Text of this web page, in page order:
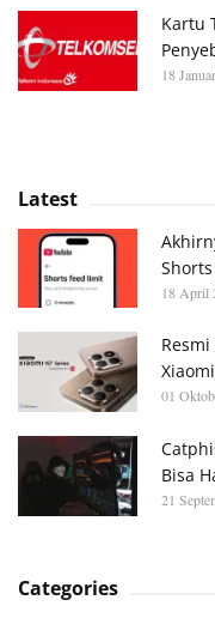
Kartu
18
Latest
18 April
01
Bisa
21
Categories